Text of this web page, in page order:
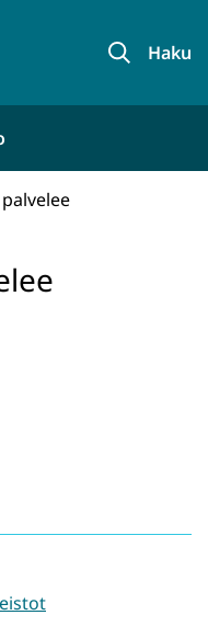
Haku